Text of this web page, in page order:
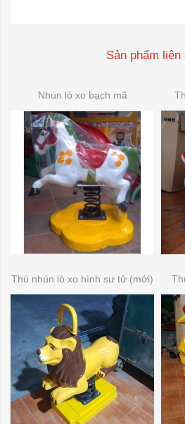
Sản phẩm liên
Nhún lò xo bạch mã
Thú nhún lò xo hình sư tử (mới)